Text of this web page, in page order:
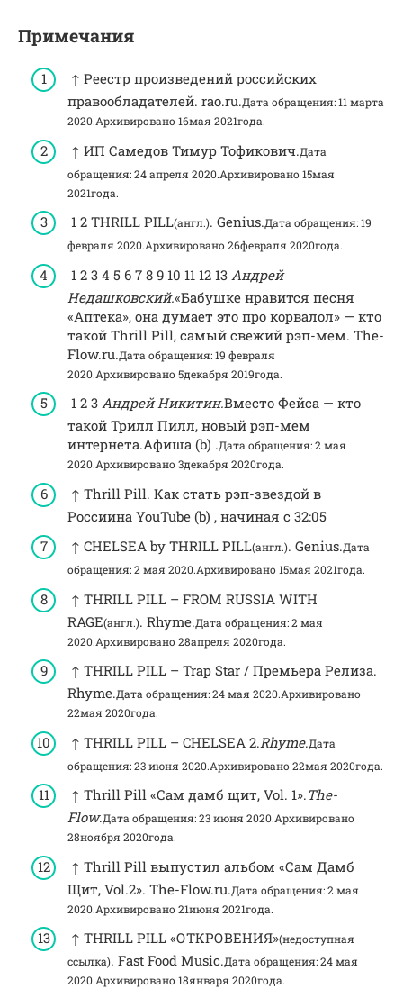
Примечания
↑ Реестр произведений российских
правообладателей. rao.ru.Дата обращения: 11 марта
2020.Архивировано 16мая 2021года.
↑ ИП Самедов Тимур Тофикович.Дата
обращения: 24 апреля 2020.Архивировано 15мая
2021года.
1 2 THRILL PILL(англ.). Genius.Дата обращения: 19
февраля 2020.Архивировано 26февраля 2020года.
1 2 3 4 5 6 7 8 9 10 11 12 13 Андрей
Недашковский.«Бабушке нравится песня
«Аптека», она думает это про корвалол» — кто
такой Thrill Pill, самый свежий рэп-мем. The-
Flow.ru.Дата обращения: 19 февраля
2020.Архивировано 5декабря 2019года.
1 2 3 Андрей Никитин.Вместо Фейса — кто
такой Трилл Пилл, новый рэп-мем
интернета.Афиша (b) .Дата обращения: 2 мая
2020.Архивировано 3декабря 2020года.
↑ Thrill Pill. Как стать рэп-звездой в
Россиина YouTube (b) , начиная с 32:05
↑ CHELSEA by THRILL PILL(англ.). Genius.Дата
обращения: 2 мая 2020.Архивировано 15мая 2021года.
↑ THRILL PILL – FROM RUSSIA WITH
RAGE(англ.). Rhyme.Дата обращения: 2 мая
2020.Архивировано 28апреля 2020года.
↑ THRILL PILL – Trap Star / Премьера Релиза.
Rhyme.Дата обращения: 24 мая 2020.Архивировано
22мая 2020года.
↑ THRILL PILL – CHELSEA 2.Rhyme.Дата
обращения: 23 июня 2020.Архивировано 22мая 2020года.
↑ Thrill Pill «Сам дамб щит, Vol. 1».The-
Flow.Дата обращения: 23 июня 2020.Архивировано
28ноября 2020года.
↑ Thrill Pill выпустил альбом «Сам Дамб
Щит, Vol.2». The-Flow.ru.Дата обращения: 2 мая
2020.Архивировано 21июня 2021года.
↑ THRILL PILL «ОТКРОВЕНИЯ»(недоступная
ссылка). Fast Food Music.Дата обращения: 24 мая
2020.Архивировано 18января 2020года.